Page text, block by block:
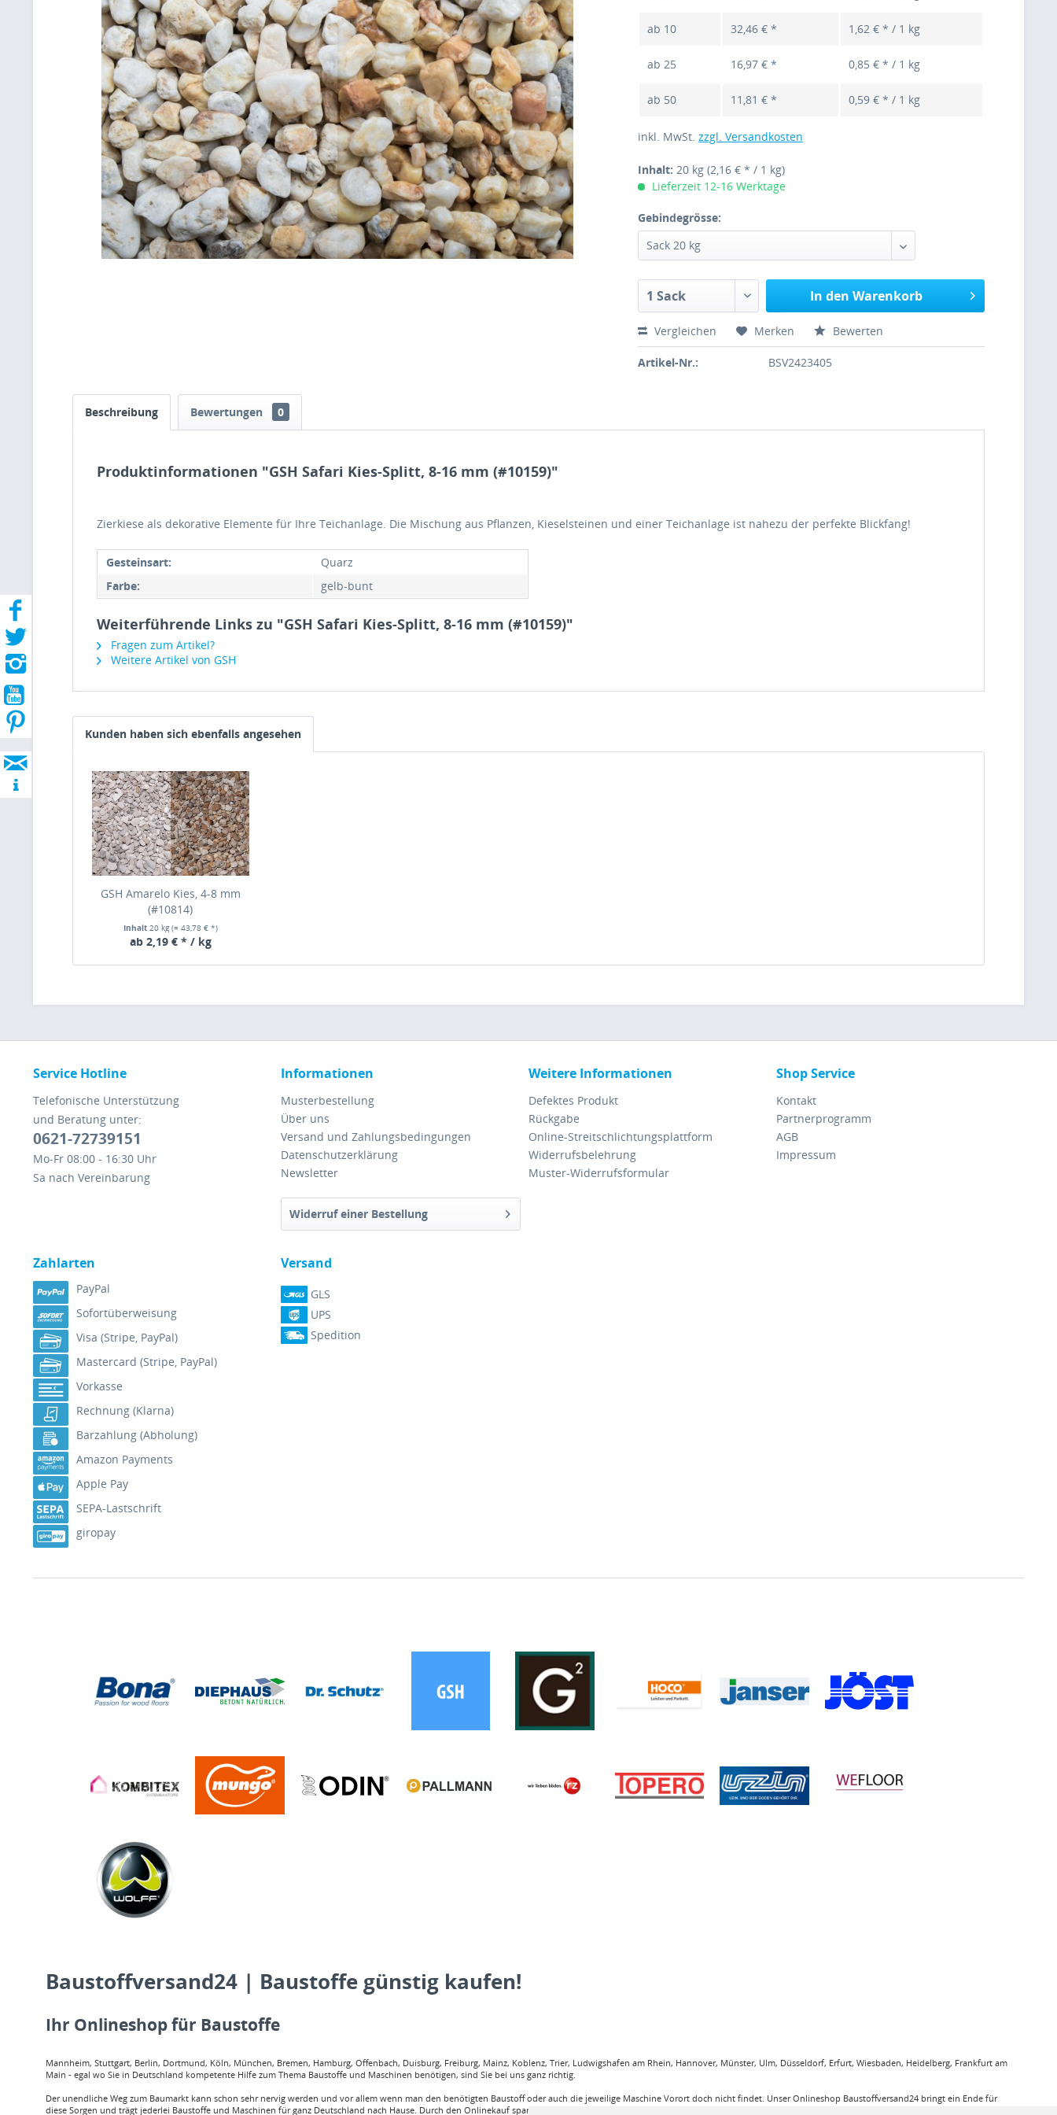
ab 10 32,46 € * 1,62 € * / 1 kg
ab25 16,97 € * 0,85 € * / 1 kg
ab 50 11,81 € * 0,59 € * / 1 kg
inkl. MwSt.zzgl. Versandkosten
Inhalt: 20 kg(2,16 € * / 1 kg)
Lieferzeit 12-16 Werktage
Gebindegrösse:
In den Warenkorb
Vergleichen Merken Bewerten
Artikel-Nr.: BSV2423405
Beschreibung Bewertungen 0
Produktinformationen "GSH Safari Kies-Splitt, 8-16 mm (#10159)"
Zierkiese als dekorative Elemente für Ihre Teichanlage. Die Mischung aus Pflanzen, Kieselsteinen und einer Teichanlage ist nahezu der perfekte Blickfang!
Gesteinsart:
Quarz
Farbe:
gelb-bunt
Weiterführende Links zu "GSH Safari Kies-Splitt, 8-16 mm (#10159)"
Fragen zum Artikel?
Weitere Artikel von GSH
Kunden haben sich ebenfalls angesehen
GSH Amarelo Kies, 4-8 mm
(#10814)
Inhalt 20 kg(= 43,78 € *)
ab 2,19 € * / kg
Service Hotline
Telefonische Unterstützung
und Beratung unter:
0621-72739151
Mo-Fr 08:00 - 16:30 Uhr
Sa nach Vereinbarung
Informationen
Musterbestellung
Über uns
Versand und Zahlungsbedingungen
Datenschutzerklärung
Newsletter
Widerruf einer Bestellung
Weitere Informationen
Defektes Produkt
Rückgabe
Online-Streitschlichtungsplattform
Widerrufsbelehrung
Muster-Widerrufsformular
Shop Service
Kontakt
Partnerprogramm
AGB
Impressum
Zahlarten
PayPal
Sofortüberweisung
Visa (Stripe, PayPal)
Mastercard (Stripe, PayPal)
Vorkasse
Rechnung (Klarna)
Barzahlung (Abholung)
Amazon Payments
Apple Pay
SEPA-Lastschrift
giropay
Versand
GLS
UPS
Spedition
Baustoffversand24 | Baustoffe günstig kaufen!
Ihr Onlineshop für Baustoffe
Mannheim, Stuttgart, Berlin, Dortmund, Köln, München, Bremen, Hamburg, Offenbach, Duisburg, Freiburg, Mainz, Koblenz, Trier, Ludwigshafen am Rhein, Hannover, Münster, Ulm, Düsseldorf, Erfurt, Wiesbaden, Heidelberg, Frankfurt am
Main - egal wo Sie in Deutschland kompetente Hilfe zum Thema Baustoffe und Maschinen benötigen, sind Sie bei uns ganz richtig.
Der unendliche Weg zum Baumarkt kann schon sehr nervig werden und vor allem wenn man den benötigten Baustoff oder auch die jeweilige Maschine Vorort doch nicht findet. Unser Onlineshop Baustoffversand24 bringt ein Ende für
diese Sorgen und trägt jederlei Baustoffe und Maschinen für ganz Deutschland nach Hause. Durch den Onlinekauf spart man sehr viel Zeit und körperliche Anstrengung. Sie bestellen bequem online und wir liefern die jeweiligen Produkte